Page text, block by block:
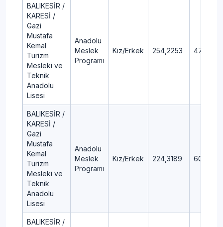
BALIKESİR /
KARESİ /
Gazi
Mustafa
Kemal
Turizm
Mesleki ve
Teknik
Anadolu
Lisesi
Anadolu
Meslek
Programı
Kız/Erkek 254,2253 47,16
BALIKESİR /
KARESİ /
Gazi
Mustafa
Kemal
Turizm
Mesleki ve
Teknik
Anadolu
Lisesi
Anadolu
Meslek
Programı
Kız/Erkek 224,3189 60,12
BALIKESİR /